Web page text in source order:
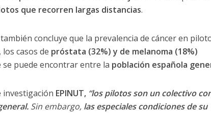
que recorren largas distancias.
concluye que la prevalencia de cáncer en
casos de próstata (32%) y de melanoma (18%)
se puede encontrar entre la población española
investigación EPINUT, “los pilotos son un colectivo
Sin embargo, las especiales condiciones de su